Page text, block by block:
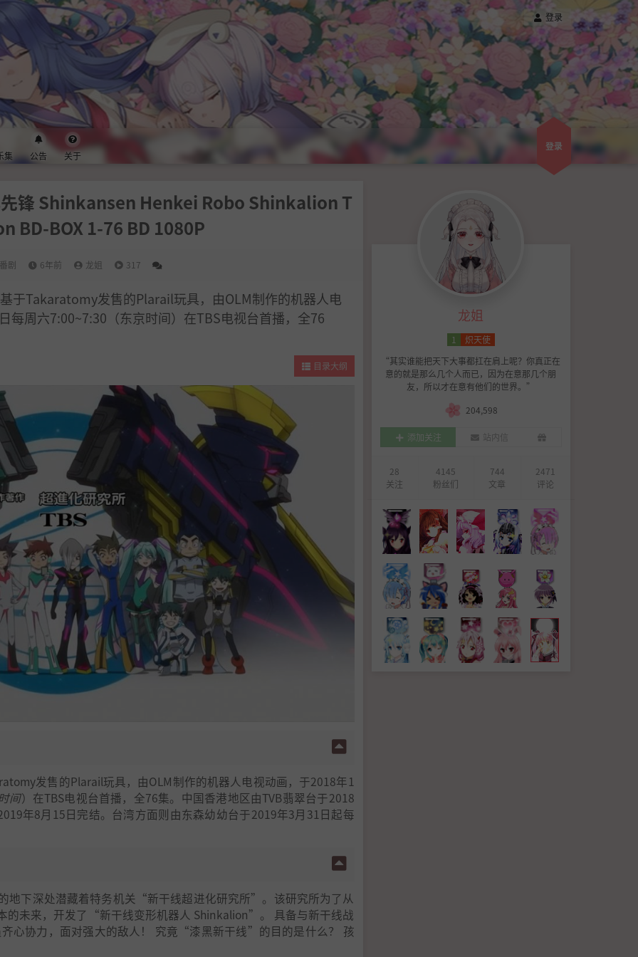
登录
集 公告 关于
登录
锋 Shinkansen Henkei Robo Shinkalion T
BD-BOX 1-76 BD 1080P
剧 6年前 龙姐 317
于Takaratomy发售的Plarail玩具，由OLM制作的机器人电
每周六7:00~7:30（东京时间）在TBS电视台首播，全76
目录大纲
发售的Plarail玩具，由OLM制作的机器人电视动画，于2018年1
间）在TBS电视台首播，全76集。中国香港地区由TVB翡翠台于2018
年8月15日完结。台湾方面则由东森幼幼台于2019年3月31日起每
地下深处潜藏着特务机关“新干线超进化研究所”。该研究所为了从
未来，开发了“新干线变形机器人 Shinkalion”。 具备与新干线战
心协力，面对强大的敌人！ 究竟“漆黑新干线”的目的是什么？ 孩
龙姐
1
炽天使
“其实谁能把天下大事都扛在肩上呢？你真正在
意的就是那么几个人而已，因为在意那几个朋
友，所以才在意有他们的世界。”
204,598
添加关注 站内信
28
关注
4145
粉丝们
744
文章
2471
评论